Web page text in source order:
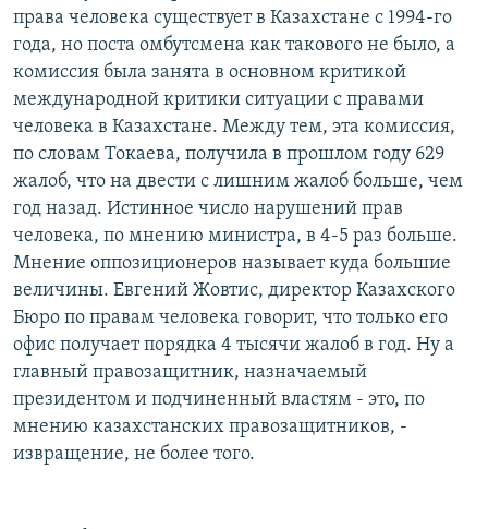
права человека существует в Казахстане с 1994-го
года, но поста омбутсмена как такового не было, а
комиссия была занята в основном критикой
международной критики ситуации с правами
человека в Казахстане. Между тем, эта комиссия,
по словам Токаева, получила в прошлом году 629
жалоб, что на двести с лишним жалоб больше, чем
год назад. Истинное число нарушений прав
человека, по мнению министра, в 4-5 раз больше.
Мнение оппозиционеров называет куда большие
величины. Евгений Жовтис, директор Казахского
Бюро по правам человека говорит, что только его
офис получает порядка 4 тысячи жалоб в год. Ну а
главный правозащитник, назначаемый
президентом и подчиненный властям - это, по
мнению казахстанских правозащитников, -
извращение, не более того.